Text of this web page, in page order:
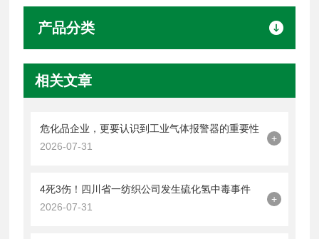
产品分类
相关文章
危化品企业，更要认识到工业气体报警器的重要性
2026-07-31
+
4死3伤！四川省一纺织公司发生硫化氢中毒事件
2026-07-31
+